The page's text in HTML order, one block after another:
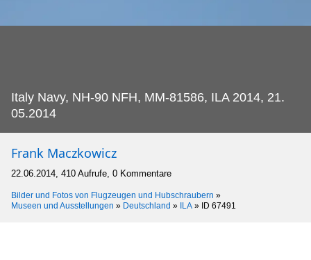
Italy Navy, NH-90 NFH, MM-81586, ILA 2014, 21.
05.2014
Frank Maczkowicz
22.06.2014, 410 Aufrufe, 0 Kommentare
Bilder und Fotos von Flugzeugen und Hubschraubern »
Museen und Ausstellungen » Deutschland » ILA » ID 67491